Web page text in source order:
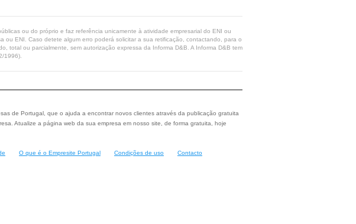
ou do próprio e faz referência unicamente à atividade empresarial do ENI ou
ENI. Caso detete algum erro poderá solicitar a sua retificação, contactando, para o
total ou parcialmente, sem autorização expressa da Informa D&B. A Informa D&B tem
1996).
de Portugal, que o ajuda a encontrar novos clientes através da publicação gratuita
Atualize a página web da sua empresa em nosso site, de forma gratuita, hoje
O que é o Empresite Portugal Condições de uso Contacto